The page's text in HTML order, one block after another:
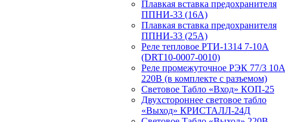
Плавкая вставка предохранителя
ППНИ-33 (16А)
Плавкая вставка предохранителя
ППНИ-33 (25А)
Реле тепловое РТИ-1314 7-10А
(DRT10-0007-0010)
Реле промежуточное РЭК 77/3 10А
220В (в комплекте с разъемом)
Световое Табло «Вход» КОП-25
Двухстороннее световое табло
«Выход» КРИСТАЛЛ-24Д